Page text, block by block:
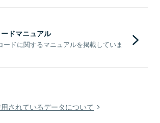
ドマニュアル
ードに関するマニュアルを掲載していま
されているデータについて